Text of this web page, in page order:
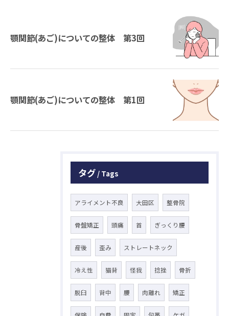
顎関節(あご)についての整体 第3回
顎関節(あご)についての整体 第1回
タグ Tags
アライメント不良 大田区 整骨院
骨盤矯正 頭痛 首 ぎっくり腰
産後 歪み ストレートネック
冷え性 猫背 怪我 捻挫 骨折
脱臼 背中 腰 肉離れ 矯正